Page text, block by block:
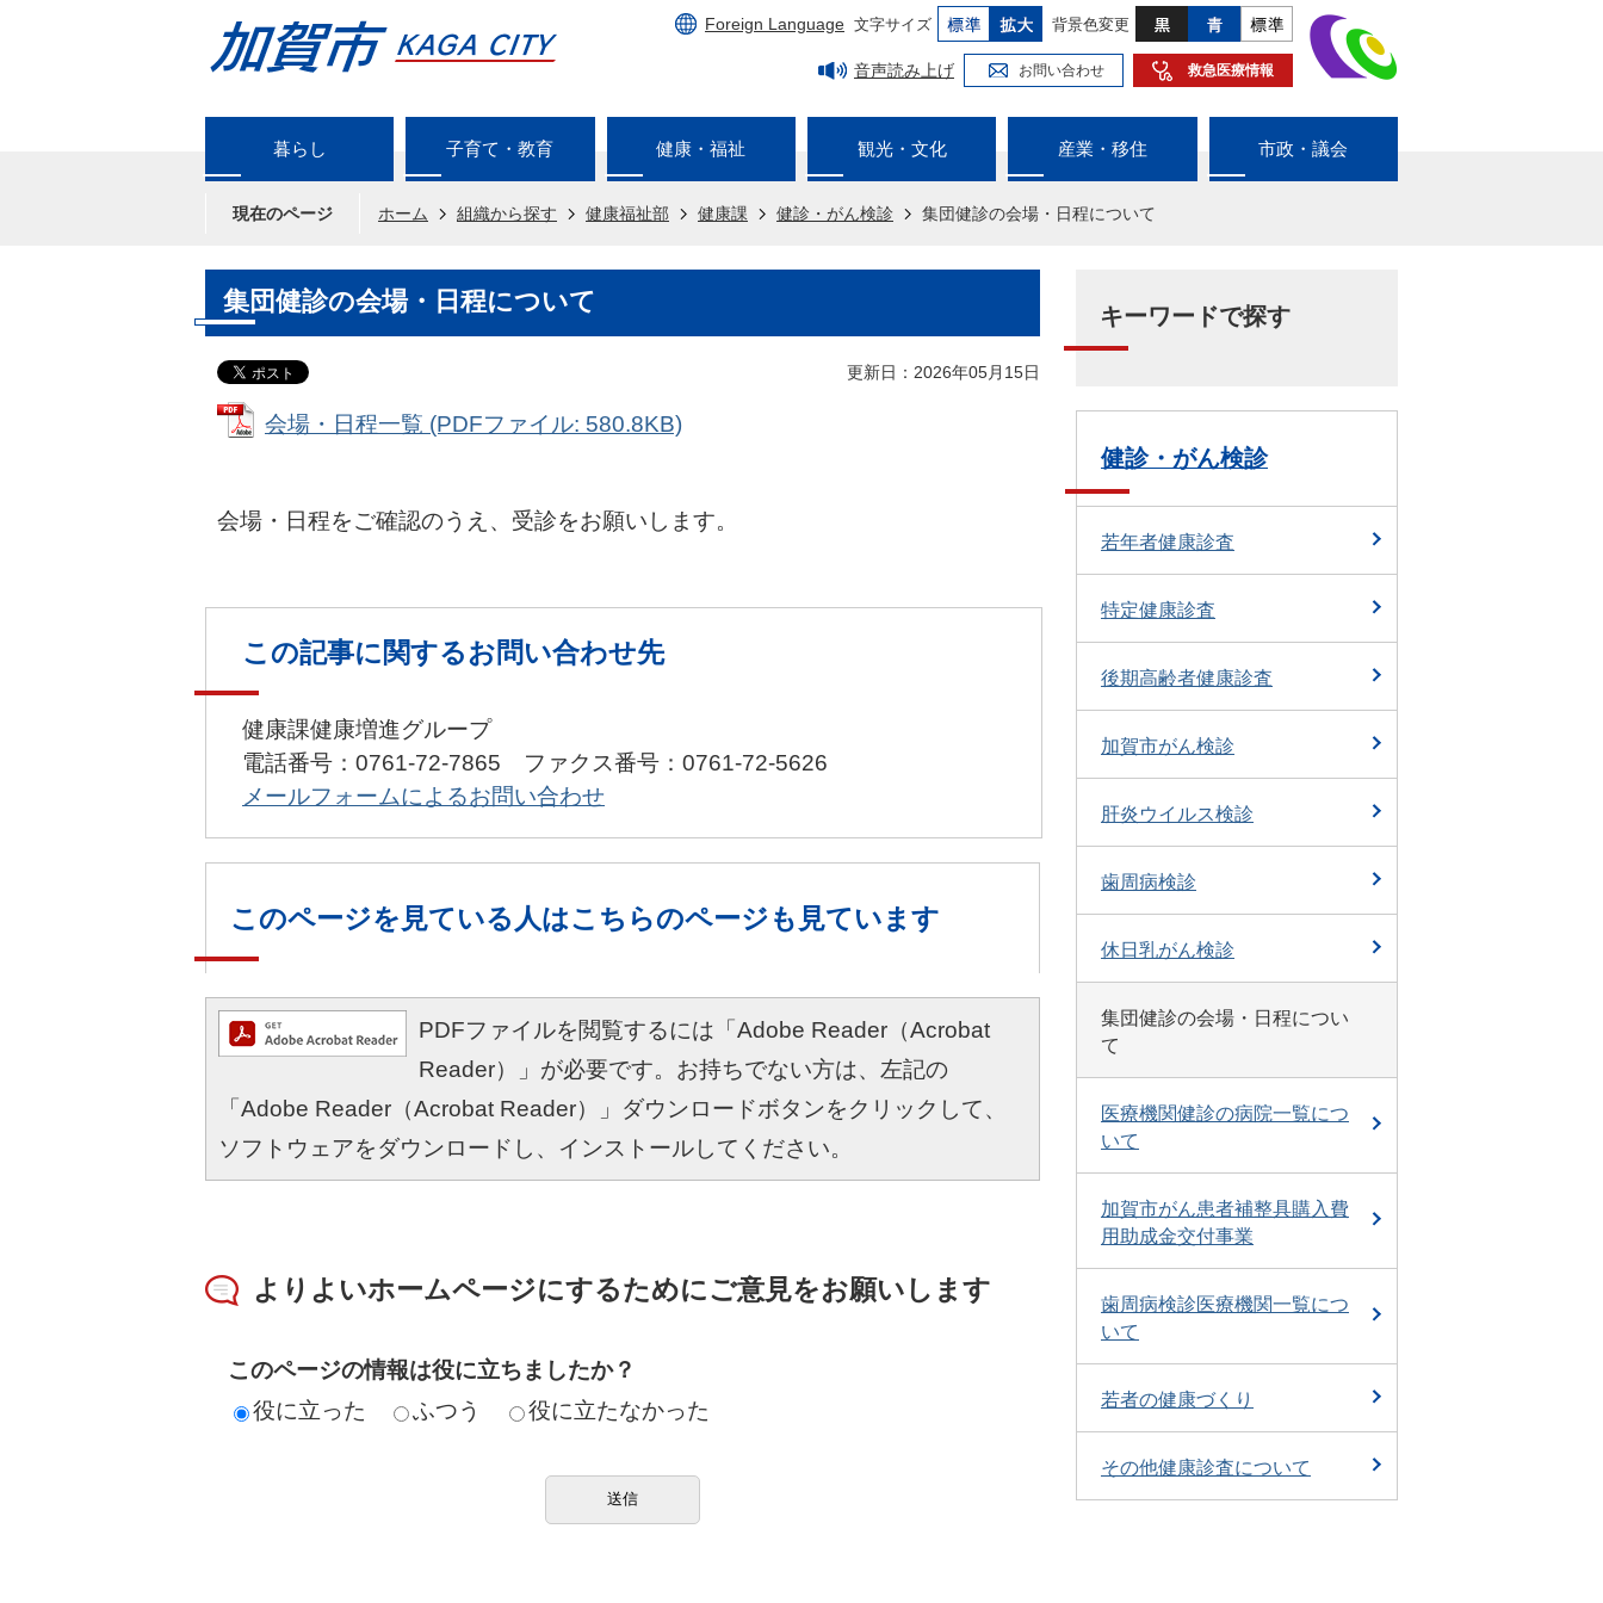
Foreign Language 文字サイズ 背景色変更
音声読み上げ お問い合わせ 救急医療情報
暮らし 子育て・教育 健康・福祉 観光・文化 産業・移住 市政・議会
現在のページ ホーム 組織から探す 健康福祉部 健康課 健診・がん検診 集団健診の会場・日程について
集団健診の会場・日程について
更新日：2026年05月15日
会場・日程一覧 (PDFファイル: 580.8KB)
会場・日程をご確認のうえ、受診をお願いします。
この記事に関するお問い合わせ先
健康課健康増進グループ
電話番号：0761-72-7865 ファクス番号：0761-72-5626
メールフォームによるお問い合わせ
このページを見ている人はこちらのページも見ています
PDFファイルを閲覧するには「Adobe Reader（Acrobat
Reader）」が必要です。お持ちでない方は、左記の
「Adobe Reader（Acrobat Reader）」ダウンロードボタンをクリックして、
ソフトウェアをダウンロードし、インストールしてください。
よりよいホームページにするためにご意見をお願いします
このページの情報は役に立ちましたか？
役に立った
ふつう 役に立たなかった
キーワードで探す
健診・がん検診
若年者健康診査
特定健康診査
後期高齢者健康診査
加賀市がん検診
肝炎ウイルス検診
歯周病検診
休日乳がん検診
集団健診の会場・日程につい
て
医療機関健診の病院一覧につ
いて
加賀市がん患者補整具購入費
用助成金交付事業
歯周病検診医療機関一覧につ
いて
若者の健康づくり
その他健康診査について